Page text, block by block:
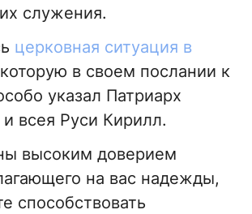
служения.
церковная ситуация в
в своем послании к
указал Патриарх
всея Руси Кирилл.
высоким доверием
на вас надежды,
способствовать